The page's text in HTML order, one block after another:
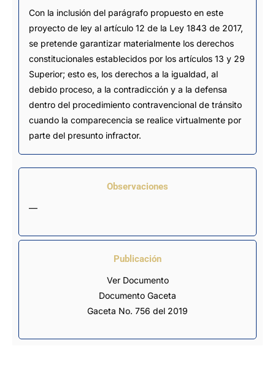
Con la inclusión del parágrafo propuesto en este
proyecto de ley al artículo 12 de la Ley 1843 de 2017,
se pretende garantizar materialmente los derechos
constitucionales establecidos por los artículos 13 y 29
Superior; esto es, los derechos a la igualdad, al
debido proceso, a la contradicción y a la defensa
dentro del procedimiento contravencional de tránsito
cuando la comparecencia se realice virtualmente por
parte del presunto infractor.
Observaciones
—
Publicación
Ver Documento
Documento Gaceta
Gaceta No. 756 del 2019